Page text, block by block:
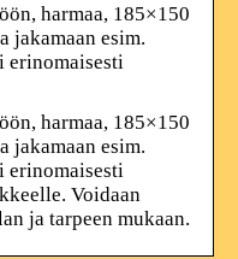
harmaa, 185×150
jakamaan esim.
erinomaisesti
harmaa, 185×150
jakamaan esim.
erinomaisesti
Voidaan
ja tarpeen mukaan.